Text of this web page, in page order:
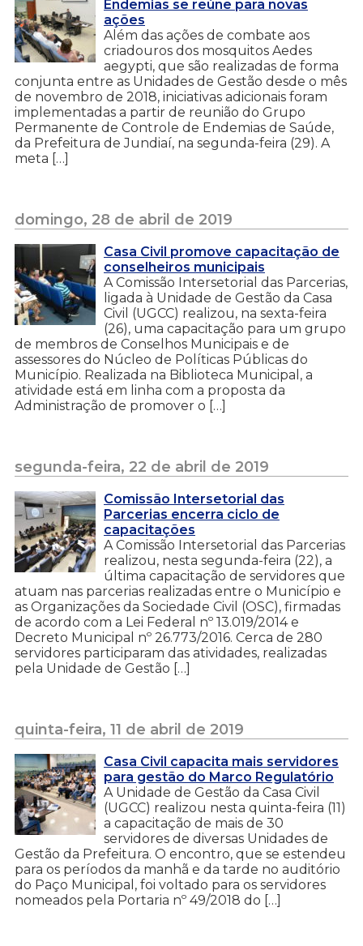
Endemias se reúne para novas
ações
Além das ações de combate aos
criadouros dos mosquitos Aedes
aegypti, que são realizadas de forma
conjunta entre as Unidades de Gestão desde o mês
de novembro de 2018, iniciativas adicionais foram
implementadas a partir de reunião do Grupo
Permanente de Controle de Endemias de Saúde,
da Prefeitura de Jundiaí, na segunda-feira (29). A
meta […]
domingo, 28 de abril de 2019
Casa Civil promove capacitação de
conselheiros municipais
A Comissão Intersetorial das Parcerias,
ligada à Unidade de Gestão da Casa
Civil (UGCC) realizou, na sexta-feira
(26), uma capacitação para um grupo
de membros de Conselhos Municipais e de
assessores do Núcleo de Políticas Públicas do
Município. Realizada na Biblioteca Municipal, a
atividade está em linha com a proposta da
Administração de promover o […]
segunda-feira, 22 de abril de 2019
Comissão Intersetorial das
Parcerias encerra ciclo de
capacitações
A Comissão Intersetorial das Parcerias
realizou, nesta segunda-feira (22), a
última capacitação de servidores que
atuam nas parcerias realizadas entre o Município e
as Organizações da Sociedade Civil (OSC), firmadas
de acordo com a Lei Federal nº 13.019/2014 e
Decreto Municipal nº 26.773/2016. Cerca de 280
servidores participaram das atividades, realizadas
pela Unidade de Gestão […]
quinta-feira, 11 de abril de 2019
Casa Civil capacita mais servidores
para gestão do Marco Regulatório
A Unidade de Gestão da Casa Civil
(UGCC) realizou nesta quinta-feira (11)
a capacitação de mais de 30
servidores de diversas Unidades de
Gestão da Prefeitura. O encontro, que se estendeu
para os períodos da manhã e da tarde no auditório
do Paço Municipal, foi voltado para os servidores
nomeados pela Portaria nº 49/2018 do […]